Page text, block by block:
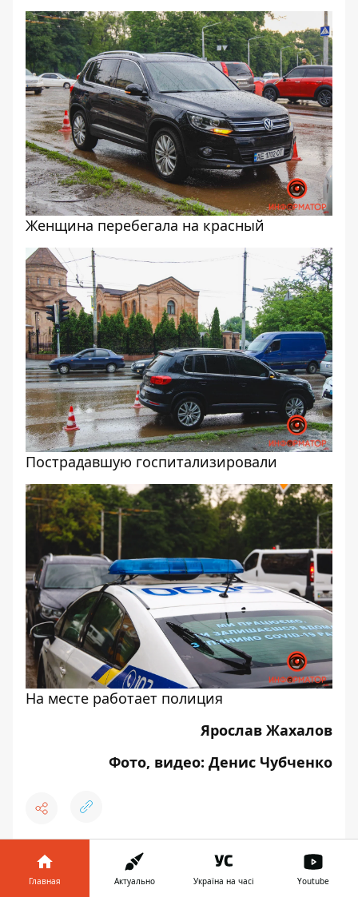
Женщина перебегала на красный
Пострадавшую госпитализировали
На месте работает полиция
Ярослав Жахалов
Фото, видео: Денис Чубченко
👍 ♥ 😆
Главная Актуально Україна на часі Youtube